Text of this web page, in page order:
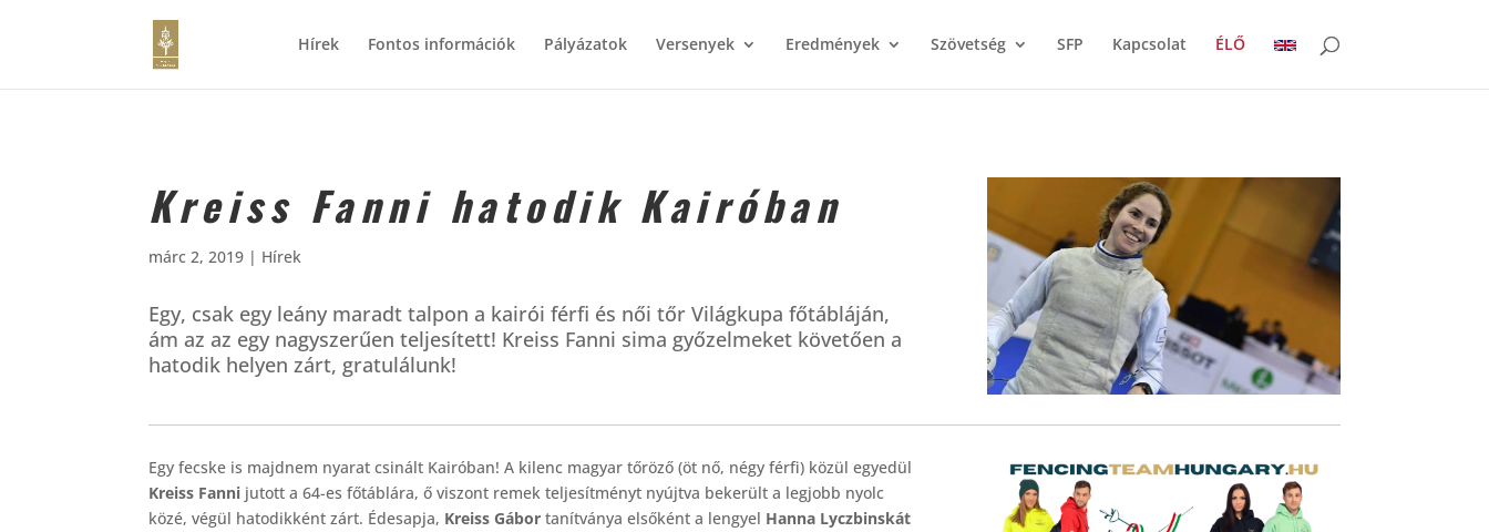
Hírek Fontos információk Pályázatok Versenyek Eredmények Szövetség SFP Kapcsolat ÉLŐ
Kreiss Fanni hatodik Kairóban
márc 2, 2019 | Hírek
Egy, csak egy leány maradt talpon a kairói férfi és női tőr Világkupa főtábláján,
ám az az egy nagyszerűen teljesített! Kreiss Fanni sima győzelmeket követően a
hatodik helyen zárt, gratulálunk!
Egy fecske is majdnem nyarat csinált Kairóban! A kilenc magyar tőröző (öt nő, négy férfi) közül egyedül
Kreiss Fanni jutott a 64-es főtáblára, ő viszont remek teljesítményt nyújtva bekerült a legjobb nyolc
közé, végül hatodikként zárt. Édesapja, Kreiss Gábor tanítványa elsőként a lengyel Hanna Lyczbinskát